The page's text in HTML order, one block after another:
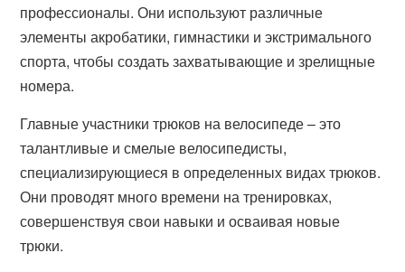
профессионалы. Они используют различные
элементы акробатики, гимнастики и экстримального
спорта, чтобы создать захватывающие и зрелищные
номера.
Главные участники трюков на велосипеде – это
талантливые и смелые велосипедисты,
специализирующиеся в определенных видах трюков.
Они проводят много времени на тренировках,
совершенствуя свои навыки и осваивая новые
трюки.